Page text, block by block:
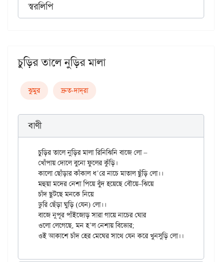
স্বরলিপি
চুড়ির তালে নুড়ির মালা
ঝুমুর দ্রুত-দাদ্‌রা
বাণী
চুড়ির তালে নুড়ির মালা রিনিঝিনি বাজে লো –
খোঁপায় দোলে বুনো ফুলের কুঁড়ি।
কালো ছোঁড়ার কাঁকাল ধ’রে নাচে মাতাল ছুঁড়ি লো।।
মহুয়া মদের নেশা পিয়ে বুঁদ হয়েছে বৌয়ে–ঝিয়ে
চাঁদ ছুটছে মনকে নিয়ে
ডুরি ছেঁড়া ঘুড়ি (যেন) লো।।
বাজে নুপূর পাঁইজোড় সারা গায়ে নাচের ঘোর
ওলো লেগেছে, মন হ’ল নেশায় বিভোর;